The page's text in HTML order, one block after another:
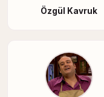
Özgül Kavruk